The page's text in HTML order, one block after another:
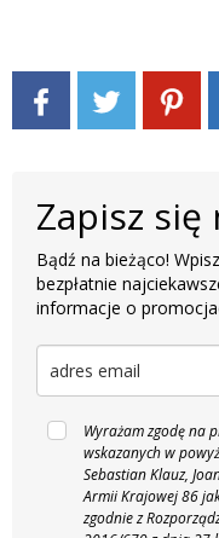
Zapisz
Bądź na bieżąco!
bezpłatnie
informacje o
Wyrażam zgodę na
wskazanych w
Sebastian Klauz,
Armii Krajowej 86
zgodnie z